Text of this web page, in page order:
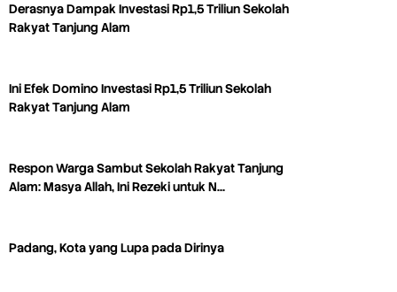
Derasnya Dampak Investasi Rp1,5 Triliun Sekolah
Rakyat Tanjung Alam
Ini Efek Domino Investasi Rp1,5 Triliun Sekolah
Rakyat Tanjung Alam
Respon Warga Sambut Sekolah Rakyat Tanjung
Alam: Masya Allah, Ini Rezeki untuk N…
Padang, Kota yang Lupa pada Dirinya